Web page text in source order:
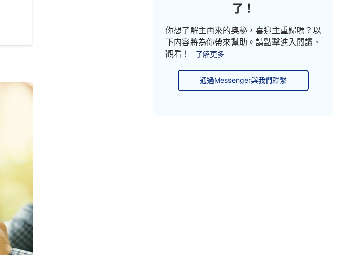
了！
你想了解主再來的奥秘，喜迎主重歸嗎？以
下内容將為你帶來幫助。請點擊進入閲讀、
觀看！
了解更多
通過Messenger與我們聯繫